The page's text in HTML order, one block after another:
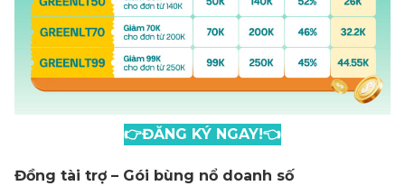
👉ĐĂNG KÝ NGAY!👈
Đồng tài trợ – Gói bùng nổ doanh số